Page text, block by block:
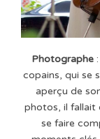
Photographe :
copains, qui se
aperçu de
photos, il fallait
se faire